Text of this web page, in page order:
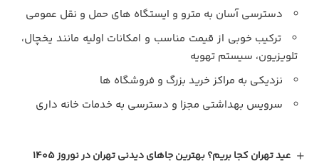
دسترسی آسان به مترو و ایستگاه های حمل و نقل عمومی
ترکیب خوبی از قیمت مناسب و امکانات اولیه مانند یخچال،
تلویزیون، سیستم تهویه
نزدیکی به مراکز خرید بزرگ و فروشگاه ها
سرویس بهداشتی مجزا و دسترسی به خدمات خانه داری
عید تهران کجا بریم؟ بهترین جاهای دیدنی تهران در نوروز 1405